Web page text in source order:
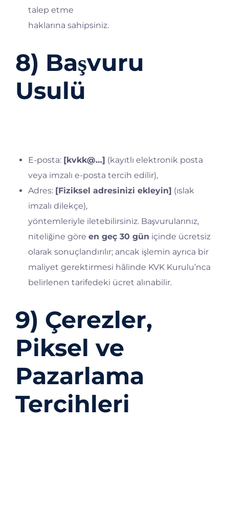
talep etme
haklarına sahipsiniz.
8) Başvuru
Usulü
E-posta: [kvkk@…] (kayıtlı elektronik posta
veya imzalı e-posta tercih edilir),
Adres: [Fiziksel adresinizi ekleyin] (ıslak
imzalı dilekçe),
yöntemleriyle iletebilirsiniz. Başvurularınız,
niteliğine göre en geç 30 gün içinde ücretsiz
olarak sonuçlandırılır; ancak işlemin ayrıca bir
maliyet gerektirmesi hâlinde KVK Kurulu’nca
belirlenen tarifedeki ücret alınabilir.
9) Çerezler,
Piksel ve
Pazarlama
Tercihleri